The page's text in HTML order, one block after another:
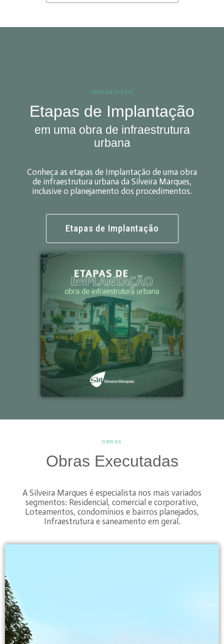
IMPLANTAÇÃO
Etapas de Implantação
em uma obra de infraestrutura
urbana
Conheça as etapas de Implantação de uma obra
de infraestrutura urbana da Silveira Marques,
inclusive o planejamento dos procedimentos.
Etapas de Implantação
OBRAS
Obras Executadas
A Silveira Marques é especialista nos mais variados
segmentos: Residencial, comercial e corporativo,
Loteamentos, condomínios e bairros planejados,
Infraestrutura e saneamento em geral.